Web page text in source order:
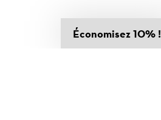
Économisez 10% !